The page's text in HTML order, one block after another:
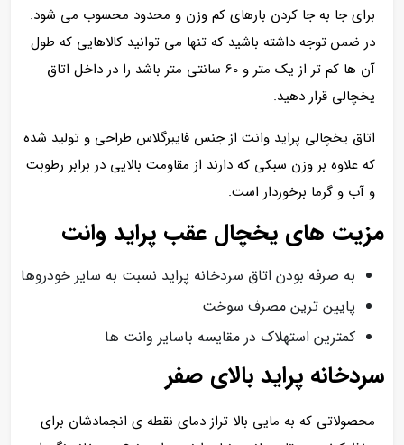
برای جا به جا کردن بارهای کم وزن و محدود محسوب می شود.
در ضمن توجه داشته باشید که تنها می توانید کالاهایی که طول
آن ها کم تر از یک متر و 60 سانتی متر باشد را در داخل اتاق
یخچالی قرار دهید.
اتاق یخچالی پراید وانت از جنس فایبرگلاس طراحی و تولید شده
که علاوه بر وزن سبکی که دارند از مقاومت بالایی در برابر رطوبت
و آب و گرما برخوردار است.
مزیت های یخچال عقب پراید وانت
به صرفه بودن اتاق سردخانه پراید نسبت به سایر خودروها
پایین ترین مصرف سوخت
کمترین استهلاک در مقایسه باسایر وانت ها
سردخانه پراید بالای صفر
محصولاتی که به مایی بالا تراز دمای نقطه ی انجمادشان برای